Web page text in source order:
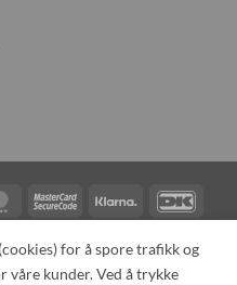
MasterCardMasterCard
2
Klarna
OSS OM OSS
for å spore trafikk og
kunder. Ved å trykke